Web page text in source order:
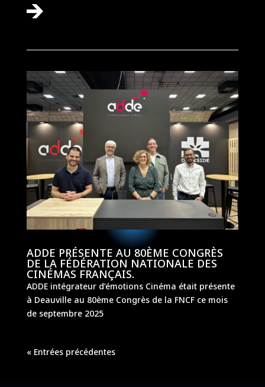
ADDE PRÉSENTE AU 80ÈME CONGRÈS
DE LA FÉDÉRATION NATIONALE DES
CINÉMAS FRANÇAIS.
ADDE intégrateur d’émotions Cinéma était présente
à Deauville au 80ème Congrès de la FNCF ce mois
de septembre 2025
« Entrées précédentes